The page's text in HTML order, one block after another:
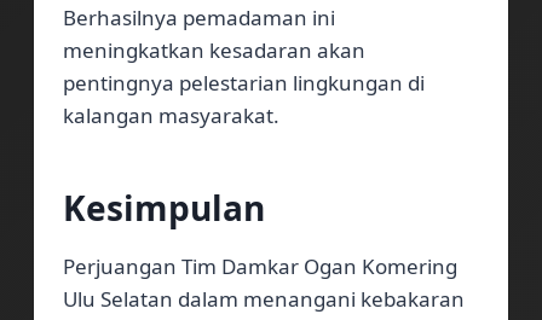
Berhasilnya pemadaman ini
meningkatkan kesadaran akan
pentingnya pelestarian lingkungan di
kalangan masyarakat.
Kesimpulan
Perjuangan Tim Damkar Ogan Komering
Ulu Selatan dalam menangani kebakaran